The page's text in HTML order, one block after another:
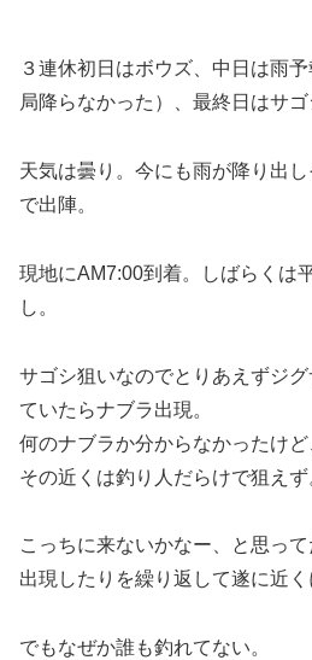
３連休初日はボウズ、中日は雨
局降らなかった）、最終日はサゴ
天気は曇り。今にも雨が降り出
で出陣。
現地にAM7:00到着。しばらくは
し。
サゴシ狙いなのでとりあえずジ
ていたらナブラ出現。
何のナブラか分からなかったけ
その近くは釣り人だらけで狙えず
こっちに来ないかなー、と思っ
出現したりを繰り返して遂に近く
でもなぜか誰も釣れてない。